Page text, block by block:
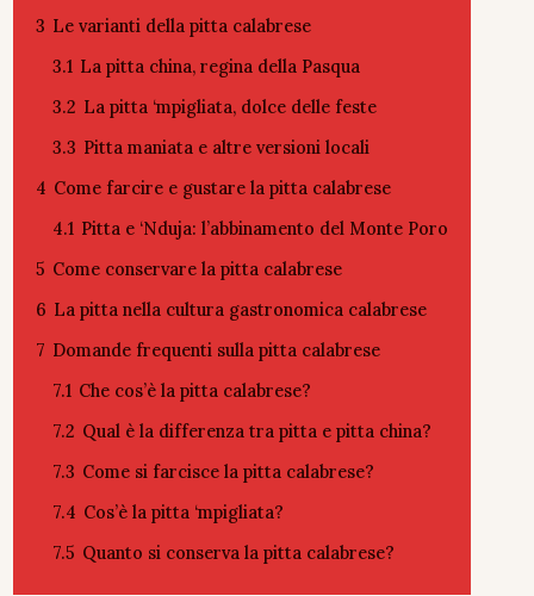
3 Le varianti della pitta calabrese
3.1 La pitta china, regina della Pasqua
3.2 La pitta ‘mpigliata, dolce delle feste
3.3 Pitta maniata e altre versioni locali
4 Come farcire e gustare la pitta calabrese
4.1 Pitta e ‘Nduja: l’abbinamento del Monte Poro
5 Come conservare la pitta calabrese
6 La pitta nella cultura gastronomica calabrese
7 Domande frequenti sulla pitta calabrese
7.1 Che cos’è la pitta calabrese?
7.2 Qual è la differenza tra pitta e pitta china?
7.3 Come si farcisce la pitta calabrese?
7.4 Cos’è la pitta ‘mpigliata?
7.5 Quanto si conserva la pitta calabrese?